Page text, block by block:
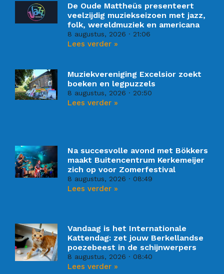
De Oude Mattheüs presenteert
veelzijdig muziekseizoen met jazz,
folk, wereldmuziek en americana
8 augustus, 2026 21:06
Lees verder »
Muziekvereniging Excelsior zoekt
boeken en legpuzzels
8 augustus, 2026 20:50
Lees verder »
Na succesvolle avond met Bökkers
maakt Buitencentrum Kerkemeijer
zich op voor Zomerfestival
8 augustus, 2026 08:49
Lees verder »
Vandaag is het Internationale
Kattendag: zet jouw Berkellandse
poezebeest in de schijnwerpers
8 augustus, 2026 08:40
Lees verder »